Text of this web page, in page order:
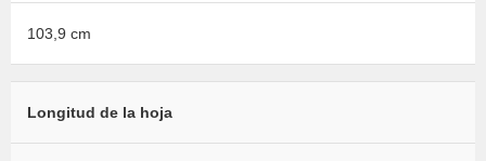
103,9 cm
Longitud de la hoja